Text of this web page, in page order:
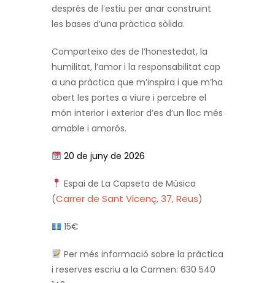
després de l’estiu per anar construint
les bases d’una pràctica sòlida.
Comparteixo des de l’honestedat, la
humilitat, l’amor i la responsabilitat cap
a una pràctica que m’inspira i que m’ha
obert les portes a viure i percebre el
món interior i exterior d’es d’un lloc més
amable i amorós.
20 de juny de 2026
Espai de La Capseta de Música
(Carrer de Sant Vicenç, 37, Reus)
15€
Per més informació sobre la pràctica
i reserves escriu a la Carmen: 630 540